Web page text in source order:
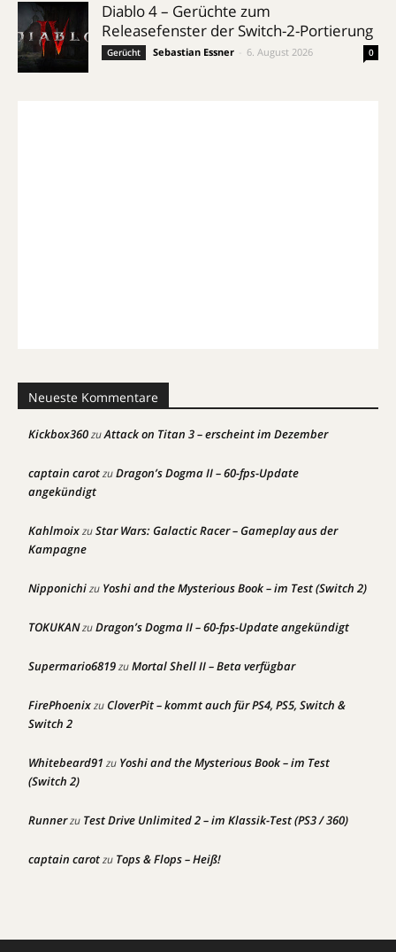
Diablo 4 – Gerüchte zum
Releasefenster der Switch-2-Portierung
Gerücht Sebastian Essner 6. August 2026 0
Neueste Kommentare
Kickbox360zuAttack on Titan 3 – erscheint im Dezember
captain carotzuDragon’s Dogma II – 60-fps-Update
angekündigt
KahlmoixzuStar Wars: Galactic Racer – Gameplay aus der
Kampagne
Nipponichizu Yoshi and the Mysterious Book – im Test (Switch 2)
TOKUKANzuDragon’s Dogma II – 60-fps-Update angekündigt
Supermario6819zuMortal Shell II – Beta verfügbar
FirePhoenixzuCloverPit – kommt auch für PS4, PS5, Switch &
Switch 2
Whitebeard91 zu Yoshi and the Mysterious Book – im Test
(Switch 2)
Runnerzu Test Drive Unlimited 2 – im Klassik-Test (PS3 / 360)
captain carotzu Tops & Flops – Heiß!